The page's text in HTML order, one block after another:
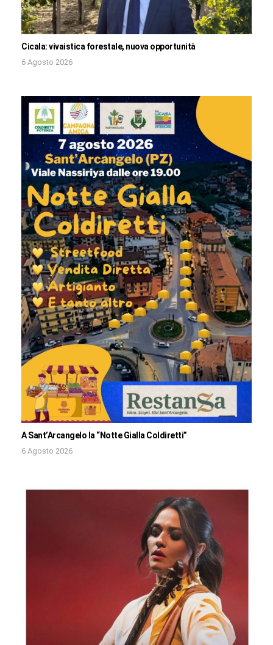
Cicala: vivaistica forestale, nuova opportunità
6 Agosto 2026
A Sant’Arcangelo la “Notte Gialla Coldiretti”
6 Agosto 2026